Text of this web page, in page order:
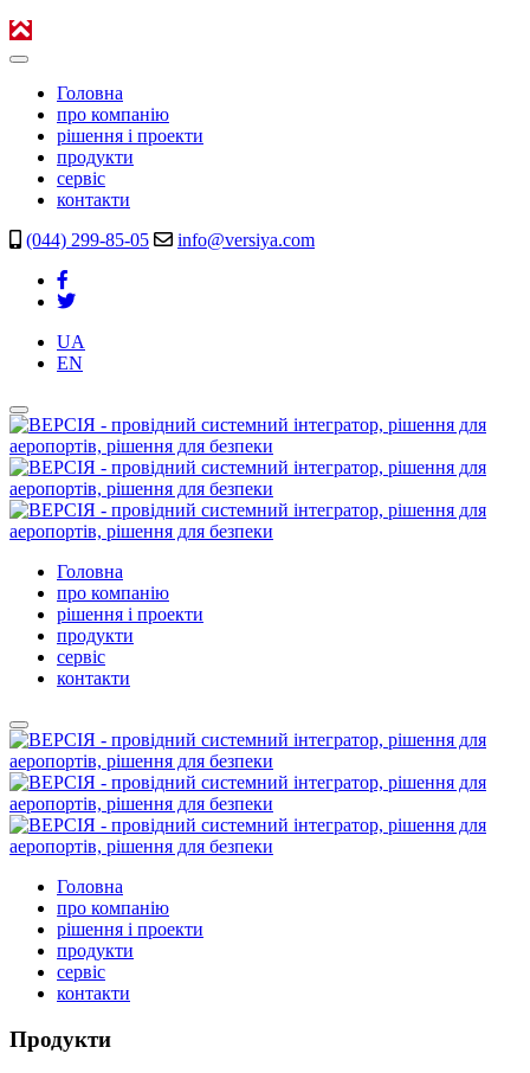
Головна
про компанію
рішення і проекти
продукти
сервіс
контакти
(044) 299-85-05
info@versiya.com
UA
EN
Головна
про компанію
рішення і проекти
продукти
сервіс
контакти
Головна
про компанію
рішення і проекти
продукти
сервіс
контакти
Продукти